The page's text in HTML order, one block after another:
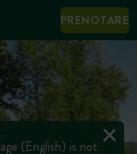
PRENOTARE
(English) is not